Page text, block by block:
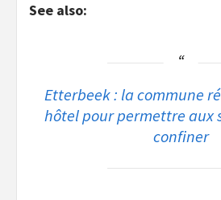
See also:
Etterbeek : la commune
hôtel pour permettre aux
confiner